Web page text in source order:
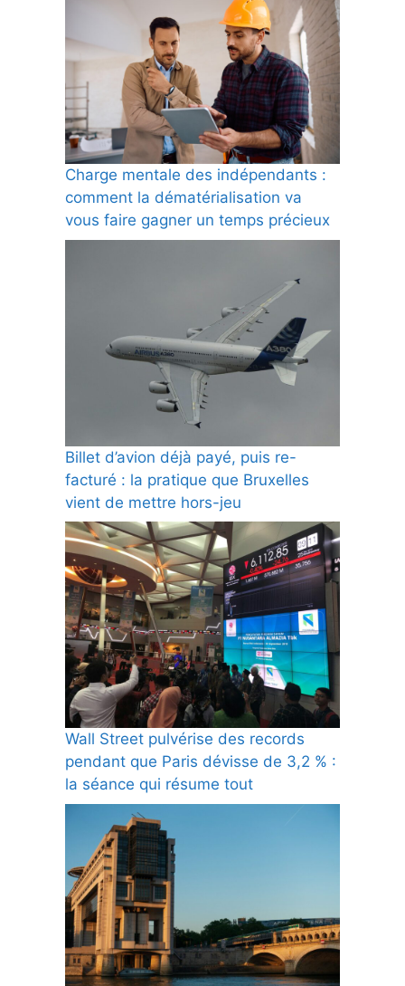
Charge mentale des indépendants :
comment la dématérialisation va
vous faire gagner un temps précieux
Billet d’avion déjà payé, puis re-
facturé : la pratique que Bruxelles
vient de mettre hors-jeu
Wall Street pulvérise des records
pendant que Paris dévisse de 3,2 % :
la séance qui résume tout